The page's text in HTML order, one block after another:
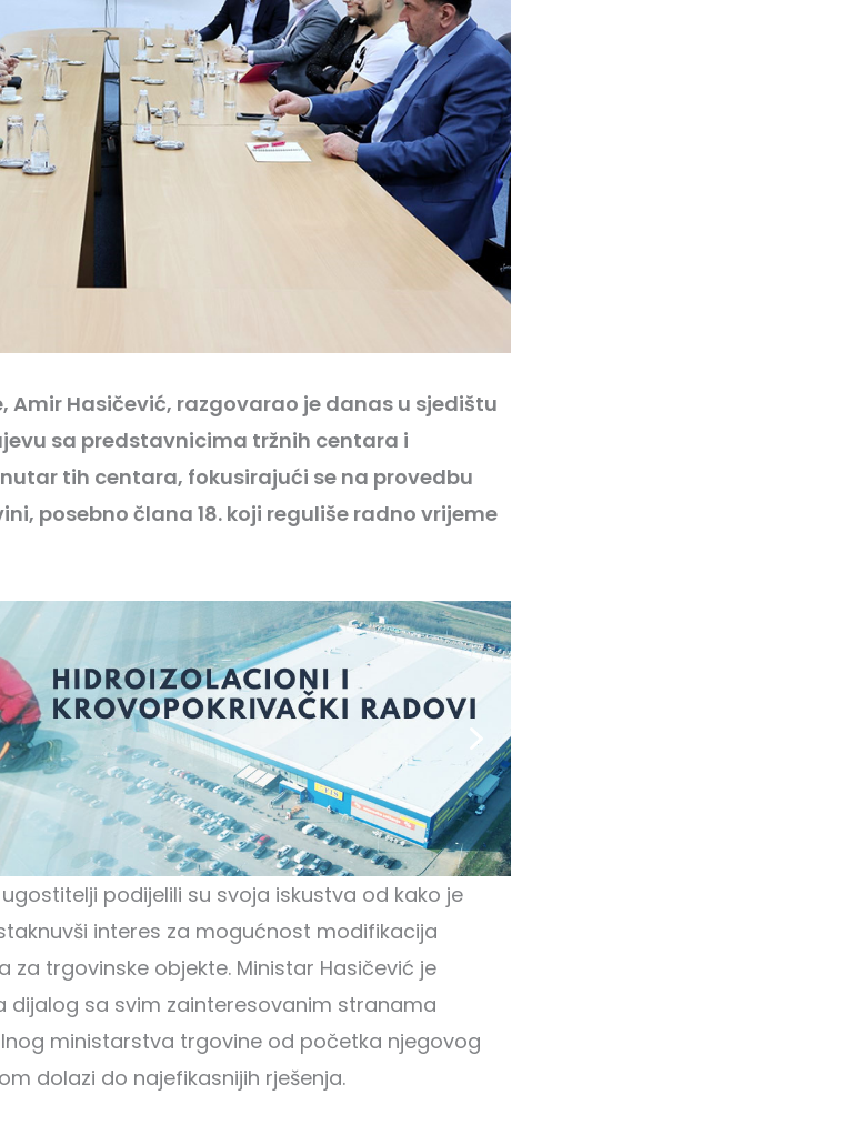
Amir Hasičević, razgovarao je danas u sjedištu
sa predstavnicima tržnih centara i
tih centara, fokusirajući se na provedbu
posebno člana 18. koji reguliše radno vrijeme
podijelili su svoja iskustva od kako je
interes za mogućnost modifikacija
trgovinske objekte. Ministar Hasičević je
dijalog sa svim zainteresovanim stranama
ministarstva trgovine od početka njegovog
dolazi do najefikasnijih rješenja.